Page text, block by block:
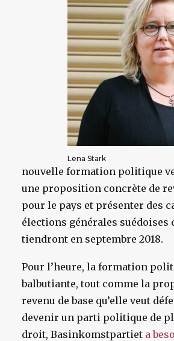
Lena Stark
nouvelle formation politique
une proposition concrète de
pour le pays et présenter des
élections générales suédoises
tiendront en septembre 2018.
Pour l’heure, la formation
balbutiante, tout comme la
revenu de base qu’elle veut
devenir un parti politique de
droit, Basinkomstpartiet a